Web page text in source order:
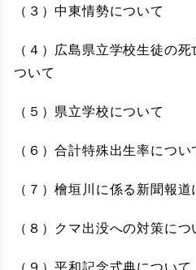
（３）中東情勢について
（４）広島県立学校生徒の
ついて
（５）県立学校について
（６）合計特殊出生率につい
（７）檜垣川に係る新聞報道
（８）クマ出没への対策につ